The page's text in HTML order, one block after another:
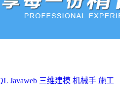
Javaweb 三维建模 机械手 施工